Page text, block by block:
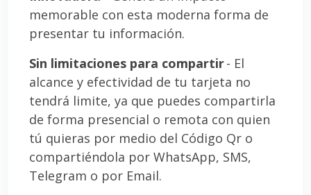
memorable con esta moderna forma de
presentar tu información.
Sin limitaciones para compartir- El
alcance y efectividad de tu tarjeta no
tendrá limite, ya que puedes compartirla
de forma presencial o remota con quien
tú quieras por medio del Código Qr o
compartiéndola por WhatsApp, SMS,
Telegram o por Email.